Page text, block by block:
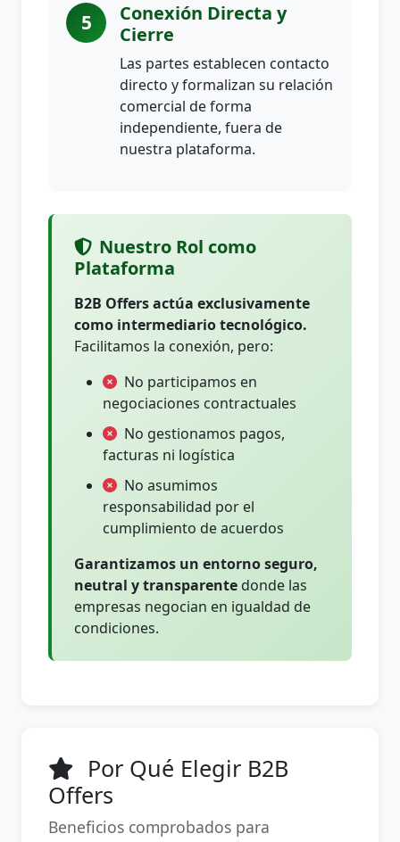
5
Conexión Directa y
Cierre
Las partes establecen contacto
directo y formalizan su relación
comercial de forma
independiente, fuera de
nuestra plataforma.
Nuestro Rol como
Plataforma
B2B Offers actúa exclusivamente
como intermediario tecnológico.
Facilitamos la conexión, pero:
No participamos en
negociaciones contractuales
No gestionamos pagos,
facturas ni logística
No asumimos
responsabilidad por el
cumplimiento de acuerdos
Garantizamos un entorno seguro,
neutral y transparente donde las
empresas negocian en igualdad de
condiciones.
Por Qué Elegir B2B
Offers
Beneficios comprobados para